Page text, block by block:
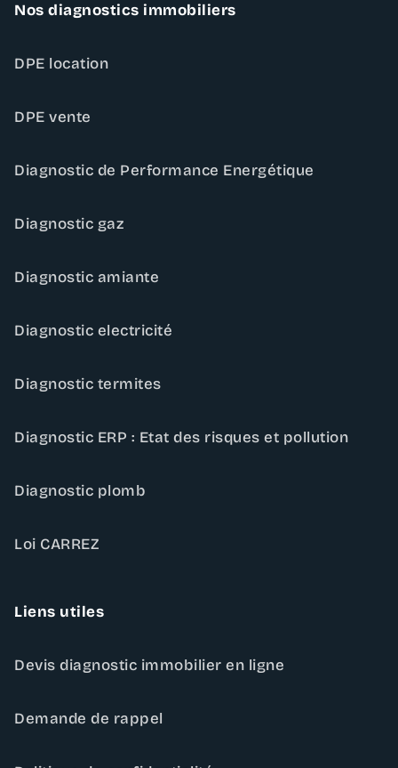
Nos diagnostics immobiliers
DPE location
DPE vente
Diagnostic de Performance Energétique
Diagnostic gaz
Diagnostic amiante
Diagnostic electricité
Diagnostic termites
Diagnostic ERP : Etat des risques et pollution
Diagnostic plomb
Loi CARREZ
Liens utiles
Devis diagnostic immobilier en ligne
Demande de rappel